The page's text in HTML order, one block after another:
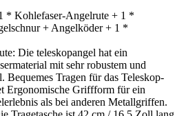
* Kohlefaser-Angelrute + 1 *
+ Angelköder + 1 *
Die teleskopangel hat ein
mit sehr robustem und
Bequemes Tragen für das Teleskop-
Ergonomische Griffform für ein
als bei anderen Metallgriffen.